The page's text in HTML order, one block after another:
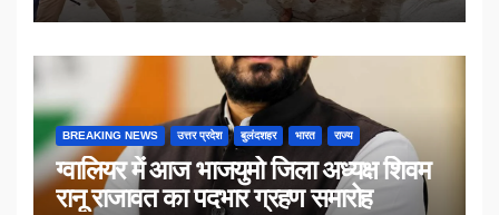
BREAKING NEWS उत्तर प्रदेश बुलंदशहर भारत राज्य
ग्वालियर में आज भाजयुमो जिला अध्यक्ष शिवम
रानू राजावत का पदभार ग्रहण समारोह